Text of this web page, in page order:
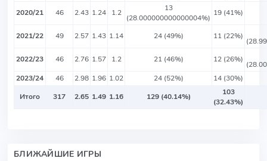
2020/21
46 2.43 1.24 1.2
13
(28.000000000000004%)
19 (41%)
2021/22 49 2.57 1.43 1.14 24 (49%) 11 (22%)
2022/23
46 2.76 1.57 1.2 21 (46%) 12 (26%)
2023/24
46 2.98 1.96 1.02 24 (52%)
14 (30%)
Итого
317 2.65 1.49 1.16 129 (40.14%)
103
(32.43%)
БЛИЖАЙШИЕ ИГРЫ